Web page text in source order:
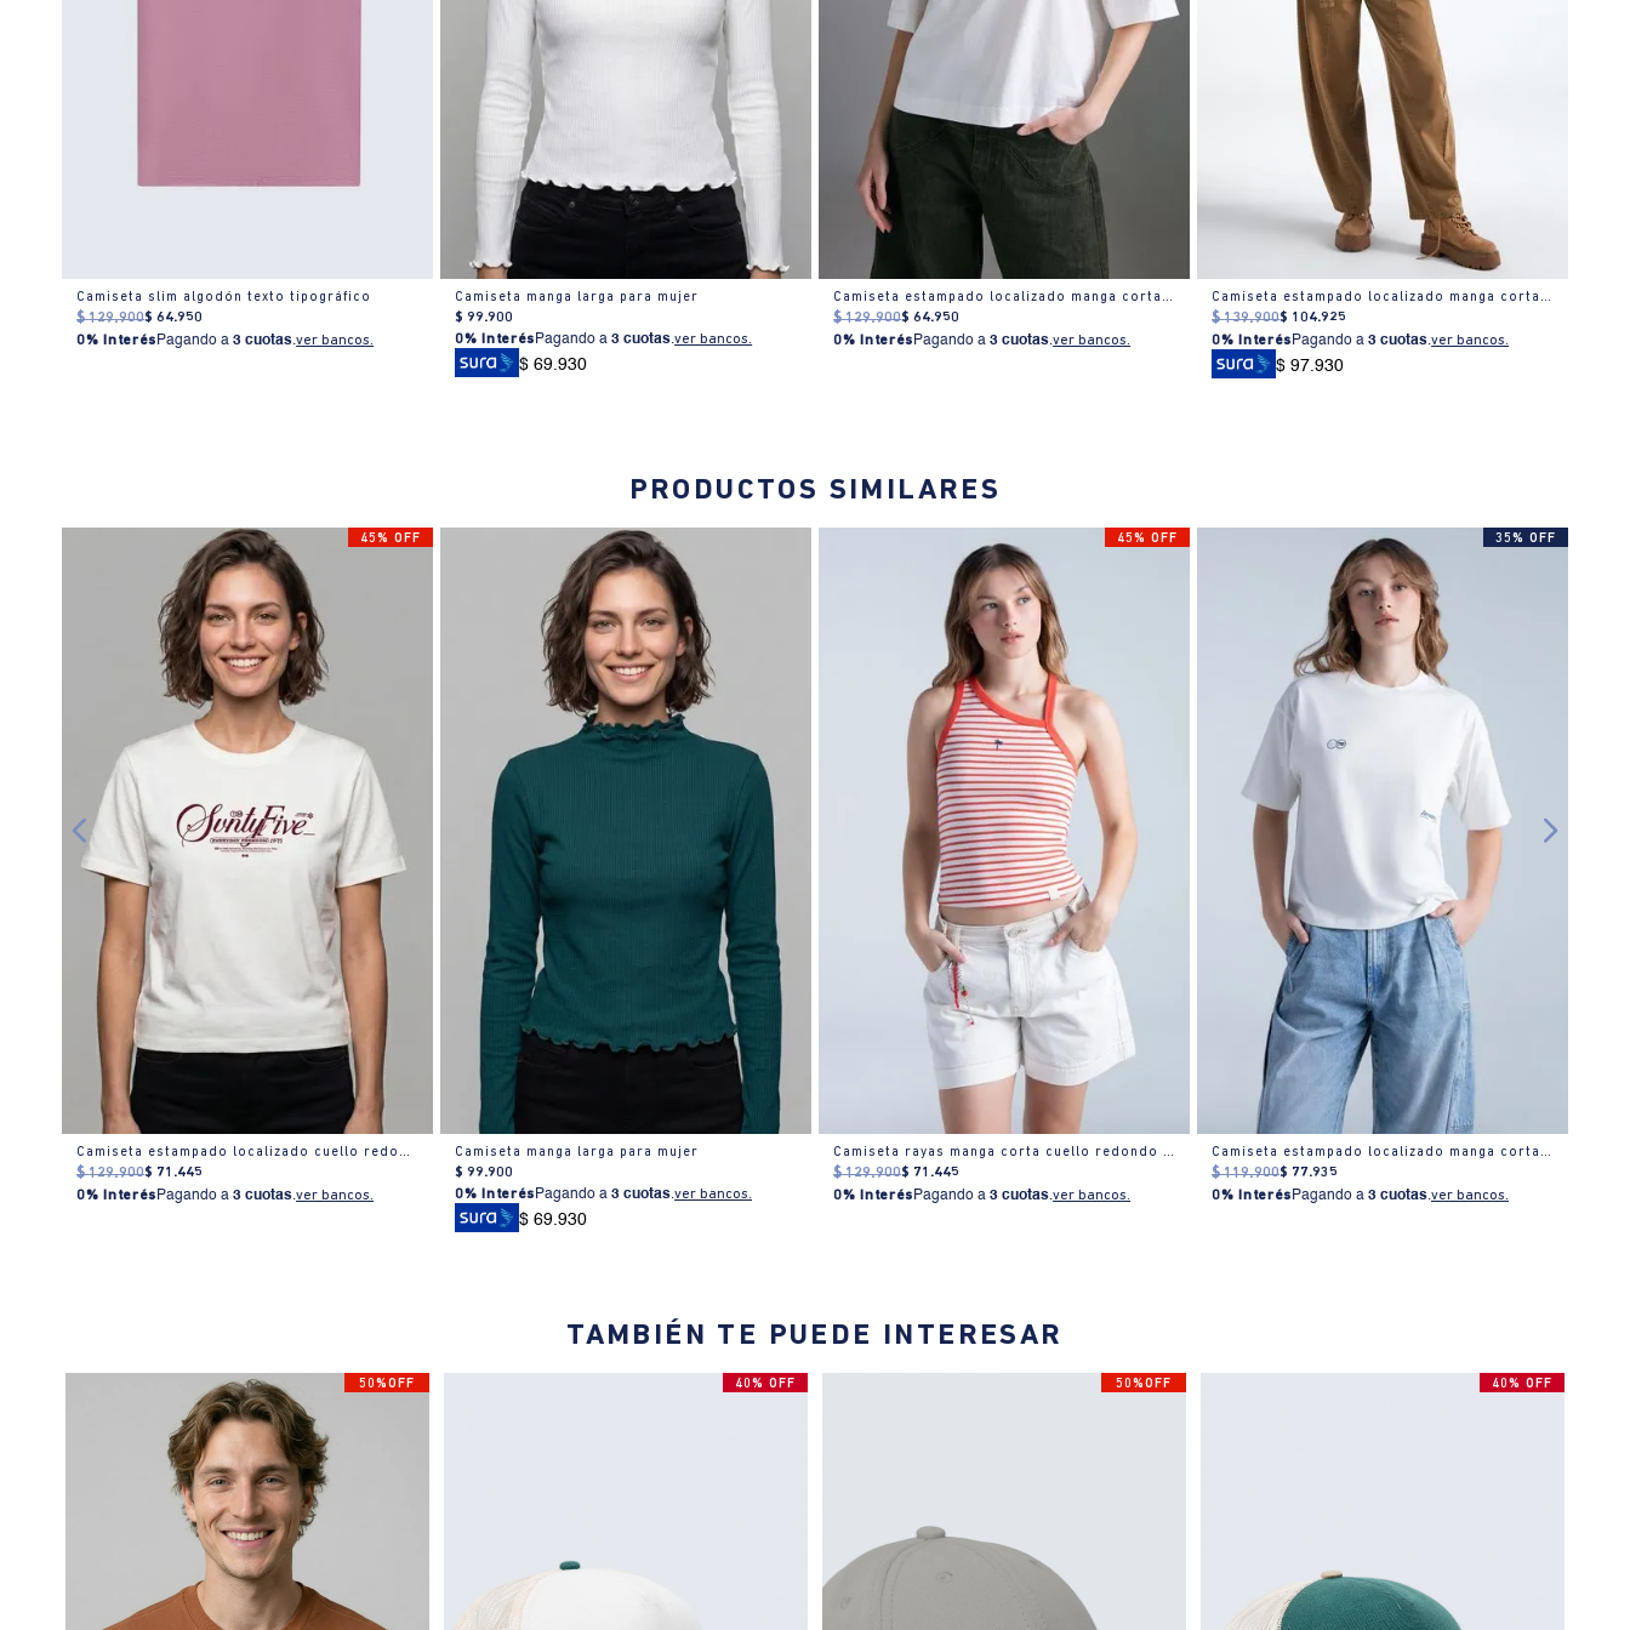
Camiseta slim algodón texto tipográfico
$ 129.900$ 64.950
0% Interés Pagando a3 cuotas.ver bancos.
Camiseta manga larga para mujer
$ 99.900
0% Interés Pagando a3 cuotas.ver bancos.
$ 69.930
Camiseta estampado localizado manga corta cuello redondo para mujer
$ 129.900$ 64.950
0% Interés Pagando a3 cuotas.ver bancos.
Camiseta estampado localizado manga corta cuello redondo para mujer
$ 139.900$ 104.925
0% Interés Pagando a3 cuotas.ver bancos.
$ 97.930
PRODUCTOS SIMILARES
45% OFF
Camiseta estampado localizado cuello redondo para mujer
$ 129.900$ 71 .445
0% Interés Pagando a3 cuotas.ver bancos.
Camiseta manga larga para mujer
$ 99.900
0% Interés Pagando a3 cuotas.ver bancos.
$ 69.930
45% OFF
Camiseta rayas manga corta cuello redondo para mujer
$ 129.900$ 71 .445
0% Interés Pagando a3 cuotas.ver bancos.
35% OFF
Camiseta estampado localizado manga corta cuello redondo para mujer
$ 119.900$ 77.935
0% Interés Pagando a3 cuotas.ver bancos.
TAMBIÉN TE PUEDE INTERESAR
50%OFF 40% OFF 50%OFF 40% OFF